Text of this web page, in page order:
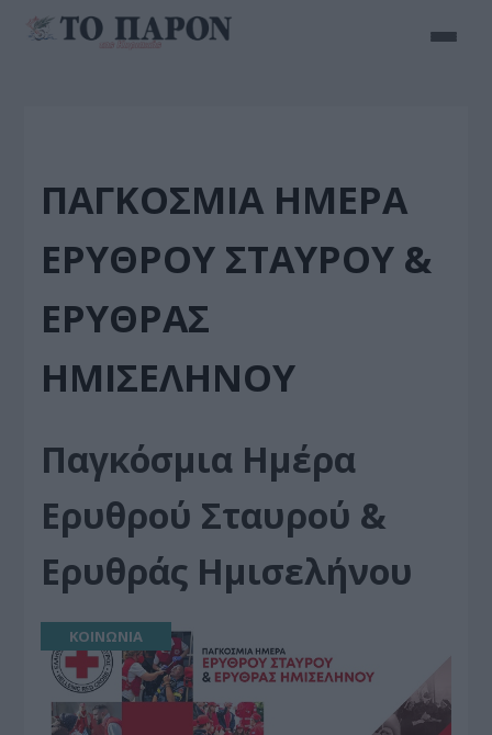
ΠΑΓΚΌΣΜΙΑ ΗΜΈΡΑ
ΕΡΥΘΡΟΎ ΣΤΑΥΡΟΎ &
ΕΡΥΘΡΆΣ
ΗΜΙΣΕΛΉΝΟΥ
Παγκόσμια Ημέρα
Ερυθρού Σταυρού &
Ερυθράς Ημισελήνου
ΚΟΙΝΩΝΙΑ